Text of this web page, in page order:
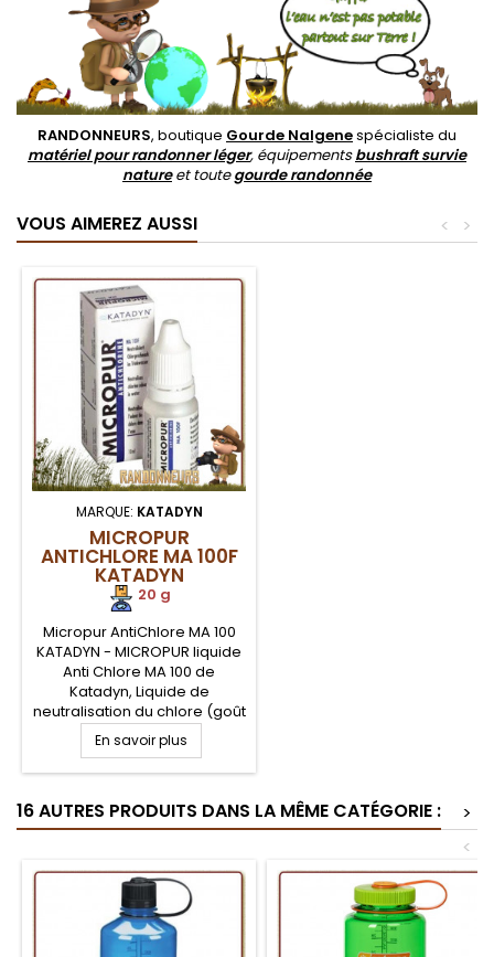
RANDONNEURS, boutique Gourde Nalgenespécialiste du
matériel pour randonner léger, équipementsbushraft survie
natureet toutegourde randonnée
VOUS AIMEREZ AUSSI >
<
MARQUE: KATADYN
MICROPUR
ANTICHLORE MA 100F
KATADYN
20 g
Micropur AntiChlore MA 100
KATADYN - MICROPUR liquide
Anti Chlore MA 100 de
Katadyn, Liquide de
neutralisation du chlore (goût
et odeur) contenu dans l'eau
après traitement chimique. Le
MICROPUR Antichlore MA 100
après la purification de votre
eau avec MICROPUR Forte
En savoir plus
16 AUTRES PRODUITS DANS LA MÊME CATÉGORIE :
>
<